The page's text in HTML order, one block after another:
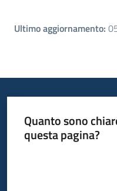
Ultimo aggiornamento:
Quanto sono
questa pagina?